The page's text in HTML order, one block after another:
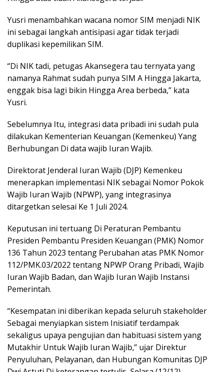
Yusri menambahkan wacana nomor SIM menjadi NIK
ini sebagai langkah antisipasi agar tidak terjadi
duplikasi kepemilikan SIM.
“Di NIK tadi, petugas Akansegera tau ternyata yang
namanya Rahmat sudah punya SIM A Hingga Jakarta,
enggak bisa lagi bikin Hingga Area berbeda,” kata
Yusri.
Sebelumnya Itu, integrasi data pribadi ini sudah pula
dilakukan Kementerian Keuangan (Kemenkeu) Yang
Berhubungan Di data wajib Iuran Wajib.
Direktorat Jenderal Iuran Wajib (DJP) Kemenkeu
menerapkan implementasi NIK sebagai Nomor Pokok
Wajib Iuran Wajib (NPWP), yang integrasinya
ditargetkan selesai Ke 1 Juli 2024.
Keputusan ini tertuang Di Peraturan Pembantu
Presiden Pembantu Presiden Keuangan (PMK) Nomor
136 Tahun 2023 tentang Perubahan atas PMK Nomor
112/PMK.03/2022 tentang NPWP Orang Pribadi, Wajib
Iuran Wajib Badan, dan Wajib Iuran Wajib Instansi
Pemerintah.
“Kesempatan ini diberikan kepada seluruh stakeholder
Sebagai menyiapkan sistem Inisiatif terdampak
sekaligus upaya pengujian dan habituasi sistem yang
Mutakhir Untuk Wajib Iuran Wajib,” ujar Direktur
Penyuluhan, Pelayanan, dan Hubungan Komunitas DJP